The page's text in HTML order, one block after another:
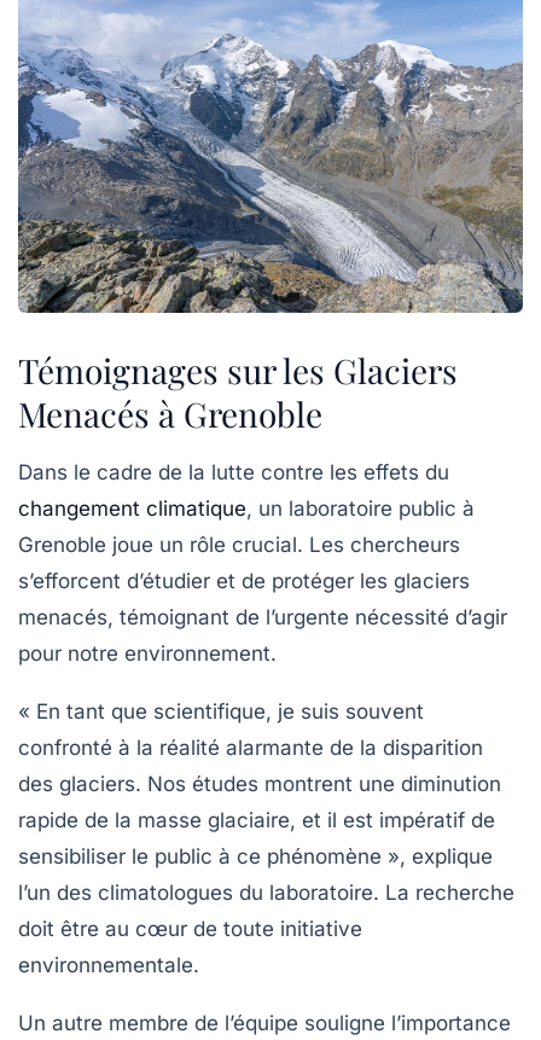
Témoignages sur les Glaciers
Menacés à Grenoble
Dans le cadre de la lutte contre les effets du
changement climatique, un laboratoire public à
Grenoble joue un rôle crucial. Les chercheurs
s’efforcent d’étudier et de protéger les glaciers
menacés, témoignant de l’urgente nécessité d’agir
pour notre environnement.
« En tant que scientifique, je suis souvent
confronté à la réalité alarmante de la disparition
des glaciers. Nos études montrent une diminution
rapide de la masse glaciaire, et il est impératif de
sensibiliser le public à ce phénomène », explique
l’un des climatologues du laboratoire. La recherche
doit être au cœur de toute initiative
environnementale.
Un autre membre de l’équipe souligne l’importance